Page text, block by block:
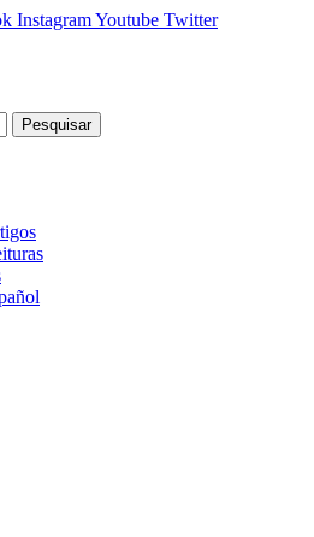
InstagramYoutube Twitter
Pesquisar